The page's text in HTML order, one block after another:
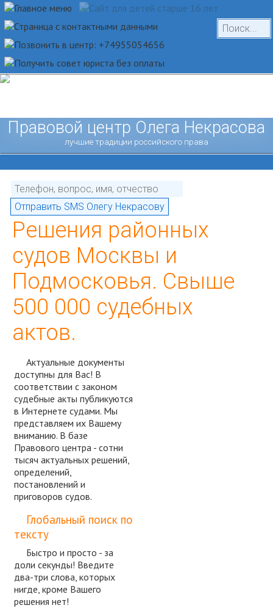
Правовой центр Олега Некрасова
лучшие традиции российского права
Решения районных
судов Москвы и
Подмосковья. Свыше
500 000 судебных
актов.
Актуальные документы
доступны для Вас! В
соответствии с законом
судебные акты публикуются
в Интернете судами. Мы
представляем их Вашему
вниманию. В базе
Правового центра - сотни
тысяч актуальных решений,
определений,
постановлений и
приговоров судов.
Глобальный поиск по
тексту
Быстро и просто - за
доли секунды! Введите
два-три слова, которых
нигде, кроме Вашего
решения нет!